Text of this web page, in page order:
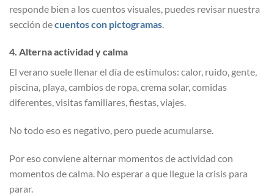
responde bien a los cuentos visuales, puedes revisar nuestra
sección decuentos con pictogramas
4. Alterna actividad y calma
El verano suele llenar el día de estímulos: calor, ruido, gente,
piscina, playa, cambios de ropa, crema solar, comidas
diferentes, visitas familiares, fiestas, viajes.
No todo eso es negativo, pero puede acumularse.
Por eso conviene alternar momentos de actividad con
momentos de calma. No esperar a que llegue la crisis para
parar.